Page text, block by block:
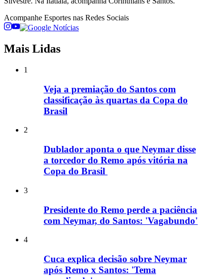
Acompanhe Esportes nas Redes Sociais
Mais Lidas
1
Veja a premiação do Santos com
classificação às quartas da Copa do
Brasil
2
Dublador aponta o que Neymar disse
a torcedor do Remo após vitória na
Copa do Brasil
3
Presidente do Remo perde a paciência
com Neymar, do Santos: 'Vagabundo'
4
Cuca explica decisão sobre Neymar
após Remo x Santos: 'Tema